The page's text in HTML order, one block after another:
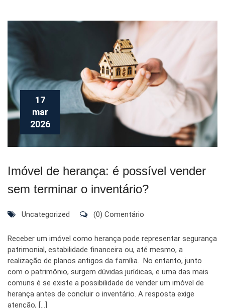
17
mar
2026
Imóvel de herança: é possível vender
sem terminar o inventário?
Uncategorized (0) Comentário
Receber um imóvel como herança pode representar segurança
patrimonial, estabilidade financeira ou, até mesmo, a
realização de planos antigos da família. No entanto, junto
com o patrimônio, surgem dúvidas jurídicas, e uma das mais
comuns é se existe a possibilidade de vender um imóvel de
herança antes de concluir o inventário. A resposta exige
atenção, […]